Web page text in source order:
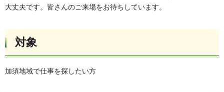
大丈夫です。皆さんのご来場をお待ちしています。
対象
加須地域で仕事を探したい方